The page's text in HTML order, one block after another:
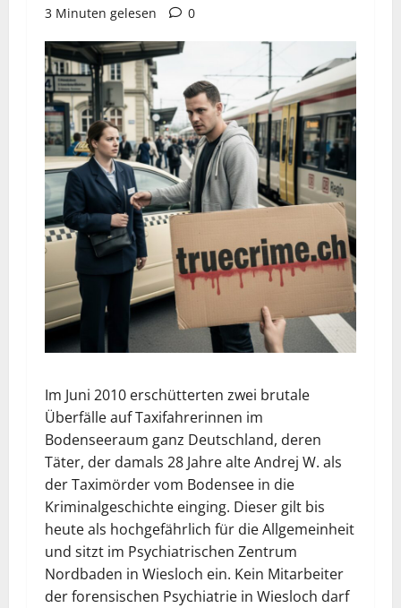
3 Minuten gelesen
0
Im Juni 2010 erschütterten zwei brutale
Überfälle auf Taxifahrerinnen im
Bodenseeraum ganz Deutschland, deren
Täter, der damals 28 Jahre alte Andrej W. als
der Taximörder vom Bodensee in die
Kriminalgeschichte einging. Dieser gilt bis
heute als hochgefährlich für die Allgemeinheit
und sitzt im Psychiatrischen Zentrum
Nordbaden in Wiesloch ein. Kein Mitarbeiter
der forensischen Psychiatrie in Wiesloch darf